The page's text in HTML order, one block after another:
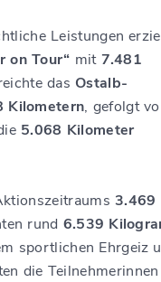
Leistungen
on Tour“ mit 7.481
das Ostalb-
Kilometern, gefolgt
5.068 Kilometer
3.469
rund 6.539
sportlichen Ehrgeiz
die